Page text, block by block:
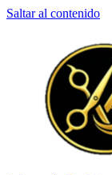
Saltar al contenido